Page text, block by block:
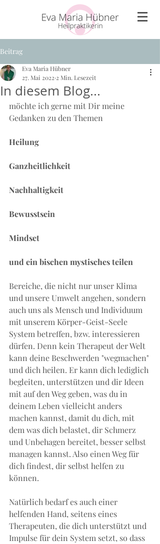
Beitrag
In diesem Blog...
Eva Maria Hübner
27. Mai 2022 2 Min. Lesezeit
möchte ich gerne mit Dir meine
Gedanken zu den Themen
Heilung
Ganzheitlichkeit
Nachhaltigkeit
Bewusstsein
Mindset
und ein bischen mystisches teilen
Bereiche, die nicht nur unser Klima
und unsere Umwelt angehen, sondern
auch uns als Mensch und Individuum
mit unserem Körper-Geist-Seele
System betreffen, bzw. interessieren
dürfen. Denn kein Therapeut der Welt
kann deine Beschwerden "wegmachen"
und dich heilen. Er kann dich lediglich
begleiten, unterstützen und dir Ideen
mit auf den Weg geben, was du in
deinem Leben vielleicht anders
machen kannst, damit du dich, mit
dem was dich belastet, dir Schmerz
und Unbehagen bereitet, besser selbst
managen kannst. Also einen Weg für
dich findest, dir selbst helfen zu
können.
Natürlich bedarf es auch einer
helfenden Hand, seitens eines
Therapeuten, die dich unterstützt und
Impulse für dein System setzt, so dass